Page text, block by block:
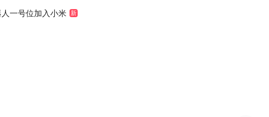
一号位加入小米 新